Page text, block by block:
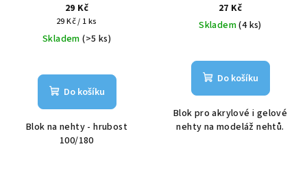
29 Kč
Měrná
cena:
29 Kč / 1 ks
Skladem(>5 ks)
Do košíku
Blok na nehty - hrubost
100/180
27 Kč
Skladem(4 ks)
Do košíku
Blok pro akrylové i gelové
nehty na modeláž nehtů.